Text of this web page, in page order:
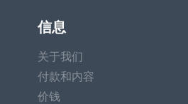
信息
关于我们
付款和内容
价钱